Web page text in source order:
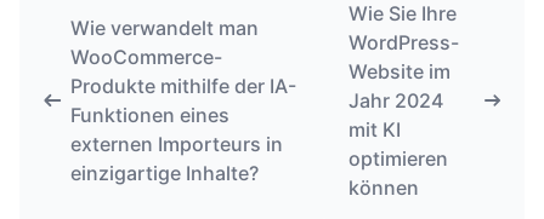
Wie verwandelt man
WooCommerce-
Produkte mithilfe der IA-
Funktionen eines
externen Importeurs in
einzigartige Inhalte?
Wie Sie Ihre
WordPress-
Website im
Jahr 2024
mit KI
optimieren
können